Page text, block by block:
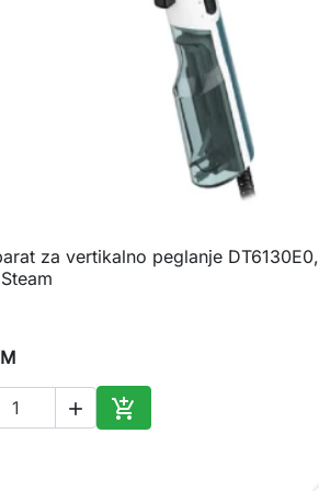
 Brzi pregled
za vertikalno peglanje DT6130E0,
 
Dodaj u korpu